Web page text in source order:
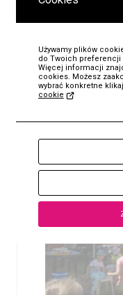
Używamy plików
do Twoich preferencji
Więcej informacji
cookies. Możesz
wybrać konkretne
cookie